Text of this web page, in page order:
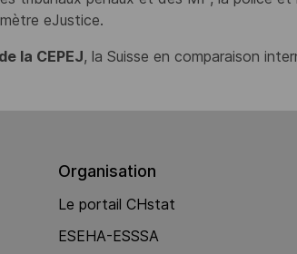
eJustice.
la CEPEJ, la Suisse en comparaison
Organisation
Le portail CHstat
ESEHA-ESSSA